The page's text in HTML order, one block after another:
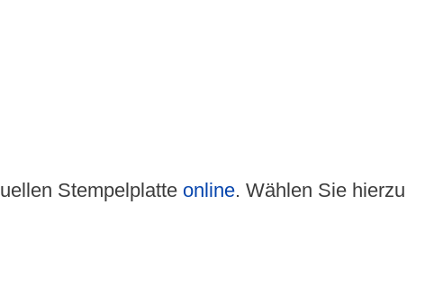
Stempelplatte online. Wählen Sie hierzu